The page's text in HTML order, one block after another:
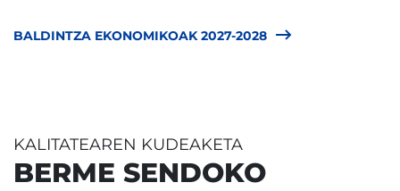
BALDINTZA EKONOMIKOAK 2027-2028
KALITATEAREN KUDEAKETA
BERME SENDOKO